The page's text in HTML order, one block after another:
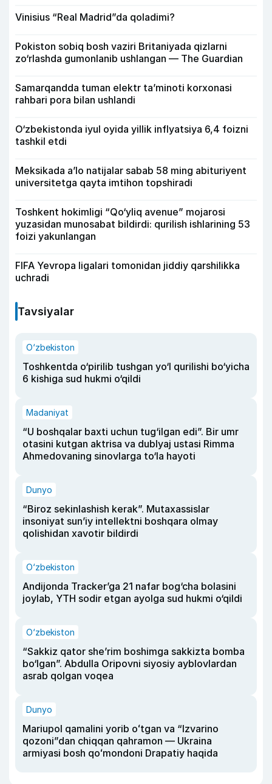
Vinisius “Real Madrid”da qoladimi?
Pokiston sobiq bosh vaziri Britaniyada qizlarni
zo‘rlashda gumonlanib ushlangan — The Guardian
Samarqandda tuman elektr ta’minoti korxonasi
rahbari pora bilan ushlandi
O‘zbekistonda iyul oyida yillik inflyatsiya 6,4 foizni
tashkil etdi
Meksikada a’lo natijalar sabab 58 ming abituriyent
universitetga qayta imtihon topshiradi
Toshkent hokimligi “Qo‘yliq avenue” mojarosi
yuzasidan munosabat bildirdi: qurilish ishlarining 53
foizi yakunlangan
FIFA Yevropa ligalari tomonidan jiddiy qarshilikka
uchradi
Tavsiyalar
O‘zbekiston
Toshkentda o‘pirilib tushgan yo‘l qurilishi bo‘yicha
6 kishiga sud hukmi o‘qildi
Madaniyat
“U boshqalar baxti uchun tug‘ilgan edi”. Bir umr
otasini kutgan aktrisa va dublyaj ustasi Rimma
Ahmedovaning sinovlarga to‘la hayoti
Dunyo
“Biroz sekinlashish kerak”. Mutaxassislar
insoniyat sun’iy intellektni boshqara olmay
qolishidan xavotir bildirdi
O‘zbekiston
Andijonda Tracker’ga 21 nafar bog‘cha bolasini
joylab, YTH sodir etgan ayolga sud hukmi o‘qildi
O‘zbekiston
“Sakkiz qator she’rim boshimga sakkizta bomba
bo‘lgan”. Abdulla Oripovni siyosiy ayblovlardan
asrab qolgan voqea
Dunyo
Mariupol qamalini yorib oʻtgan va “Izvarino
qozoni”dan chiqqan qahramon — Ukraina
armiyasi bosh qoʻmondoni Drapatiy haqida